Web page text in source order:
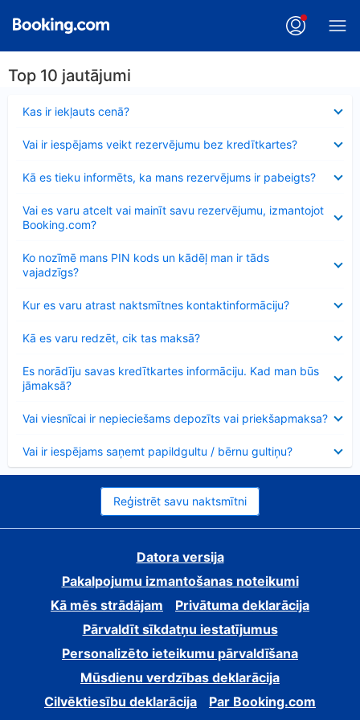
Top 10 jautājumi
Kas ir iekļauts cenā?
Vai ir iespējams veikt rezervējumu bez kredītkartes?
Kā es tieku informēts, ka mans rezervējums ir pabeigts?
Vai es varu atcelt vai mainīt savu rezervējumu, izmantojot
Booking.com?
Ko nozīmē mans PIN kods un kādēļ man ir tāds
vajadzīgs?
Kur es varu atrast naktsmītnes kontaktinformāciju?
Kā es varu redzēt, cik tas maksā?
Es norādīju savas kredītkartes informāciju. Kad man būs
jāmaksā?
Vai viesnīcai ir nepieciešams depozīts vai priekšapmaksa?
Vai ir iespējams saņemt papildgultu / bērnu gultiņu?
Reģistrēt savu naktsmītni
Datora versija
Pakalpojumu izmantošanas noteikumi
Kā mēs strādājam
Privātuma deklarācija
Pārvaldīt sīkdatņu iestatījumus
Personalizēto ieteikumu pārvaldīšana
Mūsdienu verdzības deklarācija
Cilvēktiesību deklarācija
Par Booking.com